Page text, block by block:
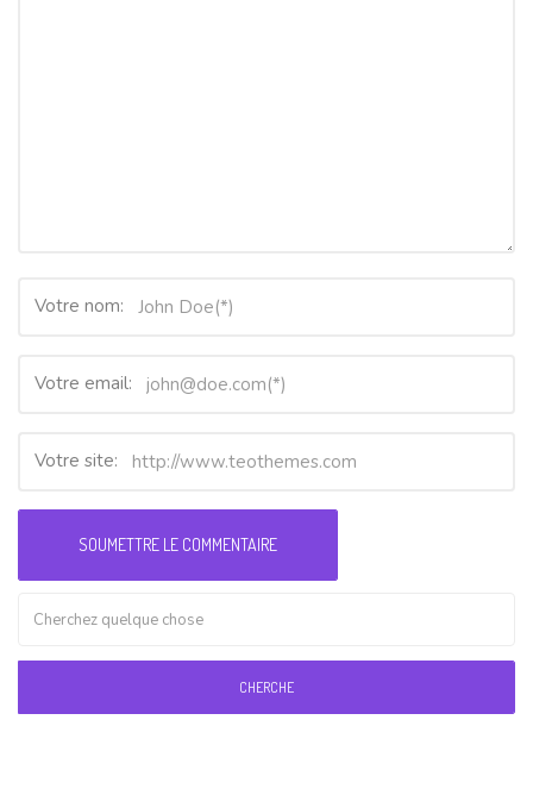
Votre nom:
Votre email:
Votre site:
CHERCHE